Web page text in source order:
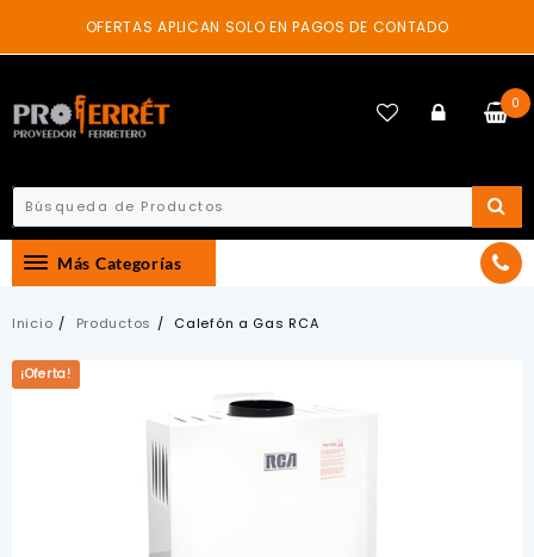
content
OFERTAS APLICAN SOLO EN PAGOS DE CONTADO
0
Más Categorías
Inicio Productos Calefón a Gas RCA
¡Oferta!